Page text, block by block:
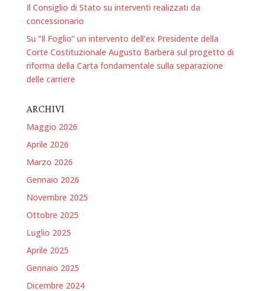
Il Consiglio di Stato su interventi realizzati da
concessionario
Su “Il Foglio” un intervento dell’ex Presidente della
Corte Costituzionale Augusto Barbera sul progetto di
riforma della Carta fondamentale sulla separazione
delle carriere
ARCHIVI
Maggio 2026
Aprile 2026
Marzo 2026
Gennaio 2026
Novembre 2025
Ottobre 2025
Luglio 2025
Aprile 2025
Gennaio 2025
Dicembre 2024